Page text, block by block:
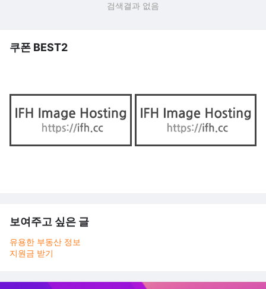
검색결과 없음
쿠폰 BEST2
보여주고 싶은 글
유용한 부동산 정보
지원금 받기